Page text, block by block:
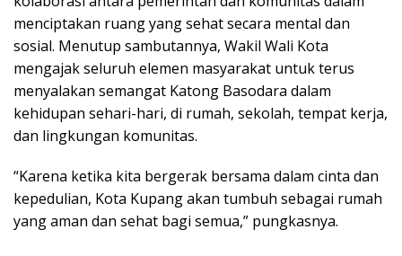
menciptakan ruang yang sehat secara mental dan
sosial. Menutup sambutannya, Wakil Wali Kota
mengajak seluruh elemen masyarakat untuk terus
menyalakan semangat Katong Basodara dalam
kehidupan sehari-hari, di rumah, sekolah, tempat kerja,
dan lingkungan komunitas.
“Karena ketika kita bergerak bersama dalam cinta dan
kepedulian, Kota Kupang akan tumbuh sebagai rumah
yang aman dan sehat bagi semua,” pungkasnya.